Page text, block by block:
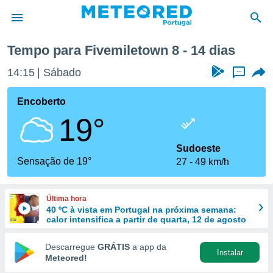
da
foi
fornecidas
a este
das
e
forma
digital
Tempo para Fivemiletown 8 - 14 dias
14:15 Sábado ...
Encoberto
19°
Sensação de 19°
Sudoeste
27
49 km/h
Última hora
40 ºC à vista em Portugal na próxima semana:
calor intensifica a partir de quarta, 12 de agosto
Descarregue GRÁTIS a app da
Meteored!
Instalar